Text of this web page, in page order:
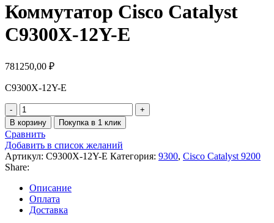
Коммутатор Cisco Catalyst
C9300X-12Y-E
781250,00 ₽
C9300X-12Y-E
Количество
товара
Коммутатор
Cisco
Catalyst
C9300X-
12Y-
E
В корзину Покупка в 1 клик
Сравнить
Добавить в список желаний
Артикул: C9300X-12Y-E Категория: 9300, Cisco Catalyst 9200
Share:
Описание
Оплата
Доставка